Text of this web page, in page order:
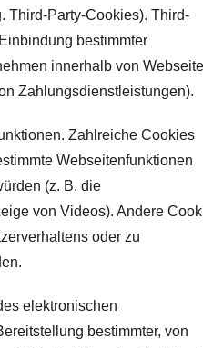
Third-Party-Cookies). Third-
bestimmter
innerhalb von
Zahlungsdienstleistungen).
Zahlreiche Cookies
Webseitenfunktionen
(z. B. die
von Videos). Andere
oder zu
elektronischen
bestimmter, von